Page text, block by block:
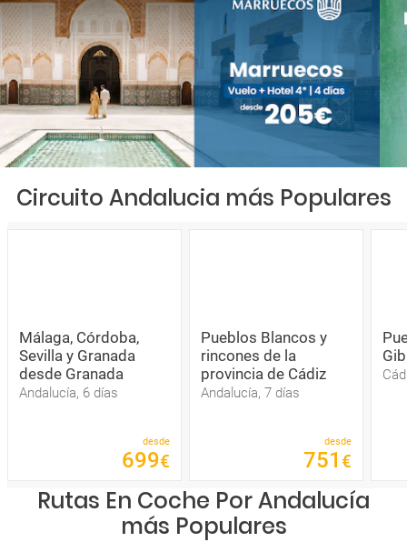
Circuito Andalucia más Populares
Málaga, Córdoba,
Sevilla y Granada
desde Granada
Andalucía, 6 días
desde
699€
Pueblos Blancos y
rincones de la
provincia de Cádiz
Andalucía, 7 días
desde
751 €
Rutas En Coche Por Andalucía
más Populares